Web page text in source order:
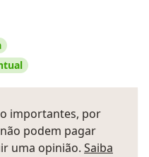
importantes, por
podem pagar
uma opinião. Saiba